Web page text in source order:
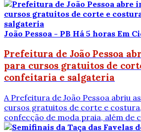
João Pessoa - PB Há 5 horas Em
Prefeitura de João Pessoa
para cursos gratuitos de
confeitaria e salgateria
A Prefeitura de João Pessoa abriu
cursos gratuitos de corte e
confecção de moda praia, além de